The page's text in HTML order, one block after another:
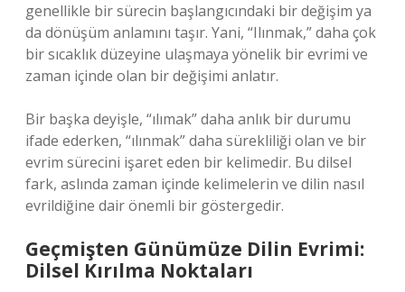
genellikle bir sürecin başlangıcındaki bir değişim ya
da dönüşüm anlamını taşır. Yani, “Ilınmak,” daha çok
bir sıcaklık düzeyine ulaşmaya yönelik bir evrimi ve
zaman içinde olan bir değişimi anlatır.
Bir başka deyişle, “ılımak” daha anlık bir durumu
ifade ederken, “ılınmak” daha sürekliliği olan ve bir
evrim sürecini işaret eden bir kelimedir. Bu dilsel
fark, aslında zaman içinde kelimelerin ve dilin nasıl
evrildiğine dair önemli bir göstergedir.
Geçmişten Günümüze Dilin Evrimi:
Dilsel Kırılma Noktaları